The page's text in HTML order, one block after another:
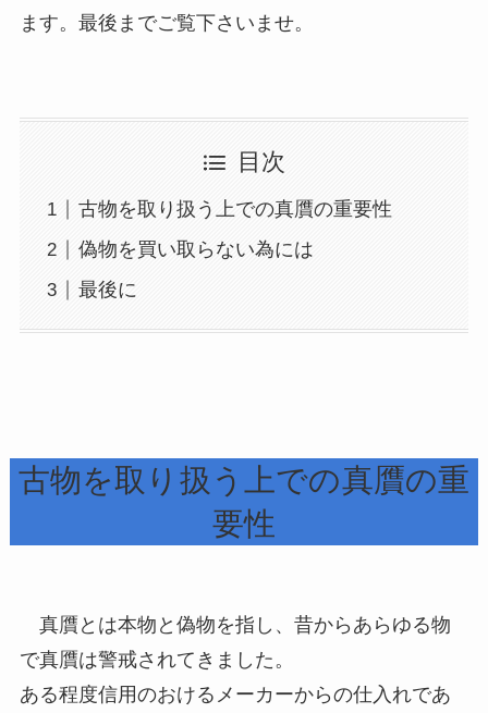
ます。最後までご覧下さいませ。
目次
古物を取り扱う上での真贋の重要性
偽物を買い取らない為には
最後に
古物を取り扱う上での真贋の重
要性
真贋とは本物と偽物を指し、昔からあらゆる物
で真贋は警戒されてきました。
ある程度信用のおけるメーカーからの仕入れであ